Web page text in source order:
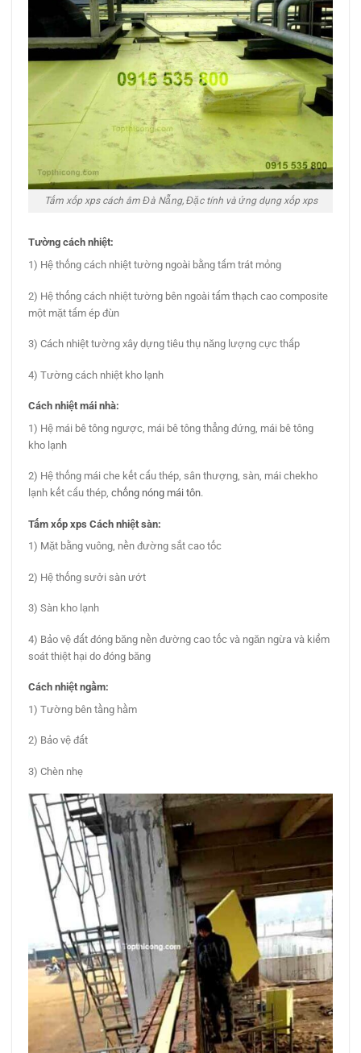
Tấm xốp xps cách âm Đà Nẵng, Đặc tính và ứng dụng xốp xps
Tường cách nhiệt:
1) Hệ thống cách nhiệt tường ngoài bằng tấm trát mỏng
2) Hệ thống cách nhiệt tường bên ngoài tấm thạch cao composite
một mặt tấm ép đùn
3) Cách nhiệt tường xây dựng tiêu thụ năng lượng cực thấp
4) Tường cách nhiệt kho lạnh
Cách nhiệt mái nhà:
1) Hệ mái bê tông ngược, mái bê tông thẳng đứng, mái bê tông
kho lạnh
2) Hệ thống mái che kết cấu thép, sân thượng, sàn, mái chekho
lạnh kết cấu thép,chống nóng mái tôn.
Tấm xốp xpsCách nhiệt sàn:
1) Mặt bằng vuông, nền đường sắt cao tốc
2) Hệ thống sưởi sàn ướt
3) Sàn kho lạnh
4) Bảo vệ đất đóng băng nền đường cao tốc và ngăn ngừa và kiểm
soát thiệt hại do đóng băng
Cách nhiệt ngầm:
1) Tường bên tầng hầm
2) Bảo vệ đất
3) Chèn nhẹ